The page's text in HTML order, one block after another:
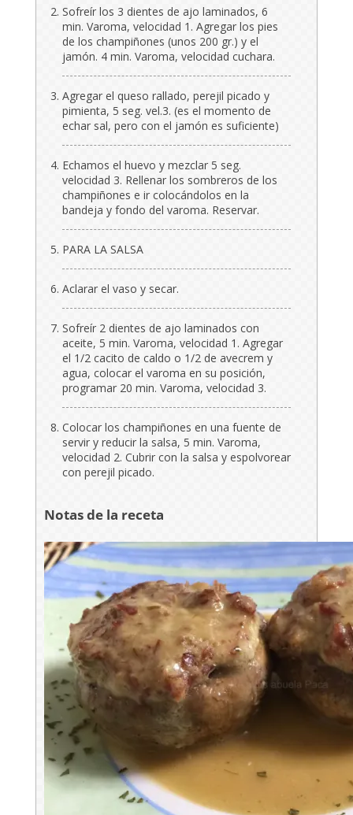
Sofreír los 3 dientes de ajo laminados, 6
min. Varoma, velocidad 1. Agregar los pies
de los champiñones (unos 200 gr.) y el
jamón. 4 min. Varoma, velocidad cuchara.
Agregar el queso rallado, perejil picado y
pimienta, 5 seg. vel.3. (es el momento de
echar sal, pero con el jamón es suficiente)
Echamos el huevo y mezclar 5 seg.
velocidad 3. Rellenar los sombreros de los
champiñones e ir colocándolos en la
bandeja y fondo del varoma. Reservar.
PARA LA SALSA
Aclarar el vaso y secar.
Sofreír 2 dientes de ajo laminados con
aceite, 5 min. Varoma, velocidad 1. Agregar
el 1/2 cacito de caldo o 1/2 de avecrem y
agua, colocar el varoma en su posición,
programar 20 min. Varoma, velocidad 3.
Colocar los champiñones en una fuente de
servir y reducir la salsa, 5 min. Varoma,
velocidad 2. Cubrir con la salsa y espolvorear
con perejil picado.
Notas de la receta